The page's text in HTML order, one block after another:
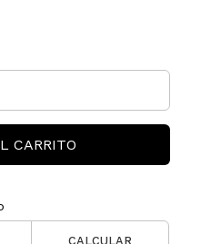
CARRITO
CALCULAR